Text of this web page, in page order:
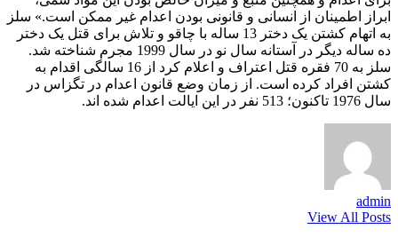
ابراز اطمینان از انسانی و قانونی بودن اعدام غیر ممکن است.» سلز
به اتهام کشتن یک دختر 13 ساله با چاقو و تلاش برای قتل یک دختر
ده ساله دیگر در آستانه سال نو در سال 1999 مجرم شناخته شد.
سلز به 70 فقره قتل اعتراف و اعلام کرد از 16 سالگی اقدام به
کشتن افراد کرده است. از زمان وضع قانون اعدام در تگزاس در
سال 1976 تاکنون؛ 513 نفر در این ایالت اعدام شده اند.
admin
View All Posts